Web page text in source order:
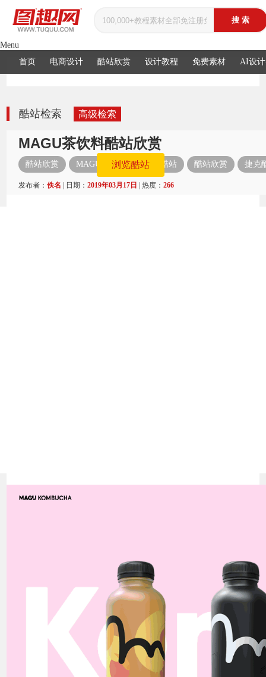
Menu
首页
电商设计 酷站欣赏 设计教程 免费素材 AI设
酷站检索 高级检索
MAGU茶饮料酷站欣赏
酷站欣赏 MAGU 康普茶 酷站 酷站欣赏 捷克
发布者：佚名 | 日期：2019年03月17日 | 热度：266
浏览酷站